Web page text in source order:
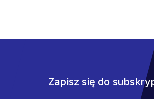
Zapisz się do